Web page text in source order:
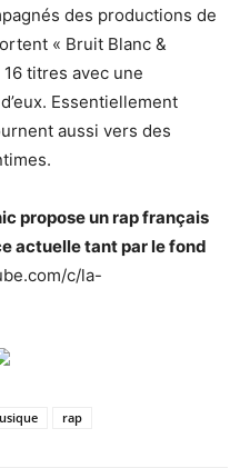
des productions de
« Bruit Blanc &
titres avec une
Essentiellement
aussi vers des
propose un rap français
actuelle tant par le fond
c/la-
rap